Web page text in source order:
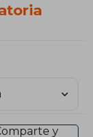
y